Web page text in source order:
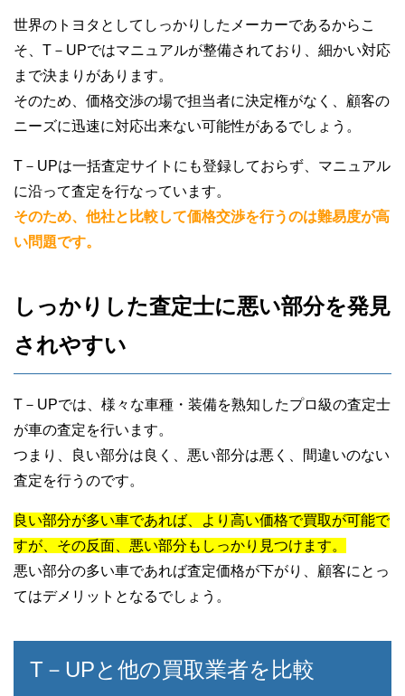
世界のトヨタとしてしっかりしたメーカーであるからこ
そ、T－UPではマニュアルが整備されており、細かい対応
まで決まりがあります。
そのため、価格交渉の場で担当者に決定権がなく、顧客の
ニーズに迅速に対応出来ない可能性があるでしょう。
T－UPは一括査定サイトにも登録しておらず、マニュアル
に沿って査定を行なっています。
そのため、他社と比較して価格交渉を行うのは難易度が高
い問題です。
しっかりした査定士に悪い部分を発見
されやすい
T－UPでは、様々な車種・装備を熟知したプロ級の査定士
が車の査定を行います。
つまり、良い部分は良く、悪い部分は悪く、間違いのない
査定を行うのです。
良い部分が多い車であれば、より高い価格で買取が可能で
すが、その反面、悪い部分もしっかり見つけます。
悪い部分の多い車であれば査定価格が下がり、顧客にとっ
てはデメリットとなるでしょう。
T－UPと他の買取業者を比較